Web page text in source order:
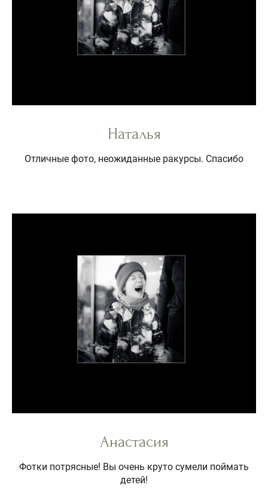
Наталья
Отличные фото, неожиданные ракурсы. Спасибо
Анастасия
Фотки потрясные! Вы очень круто сумели поймать
детей!